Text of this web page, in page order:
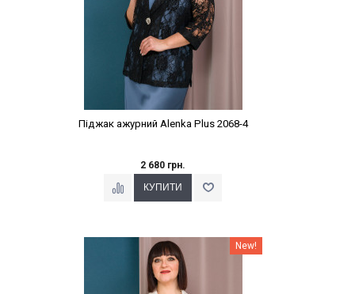
Піджак ажурний Alenka Plus 2068-4
2 680 грн.
Наклейки Варіант з % New!